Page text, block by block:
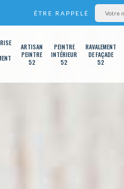
ÊTRE RAPPELÉ
ARTISAN
PEINTRE
52
PEINTRE
INTÉRIEUR
52
RAVALEMENT
DE FAÇADE
52